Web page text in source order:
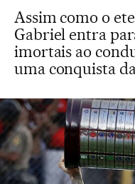
Assim como o
Gabriel entra
imortais ao
uma conquista